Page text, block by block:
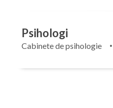
Psihologi
Cabinete de psihologie